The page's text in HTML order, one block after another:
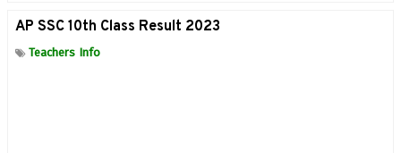
AP SSC 10th Class Result 2023
Teachers Info